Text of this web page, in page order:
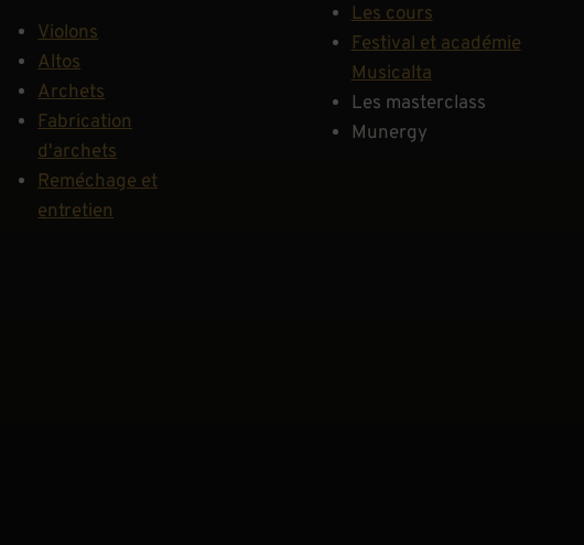
Violons
Altos
Archets
Fabrication
d'archets
Reméchage et
entretien
Les cours
Festival et académie
Musicalta
Les masterclass
Munergy